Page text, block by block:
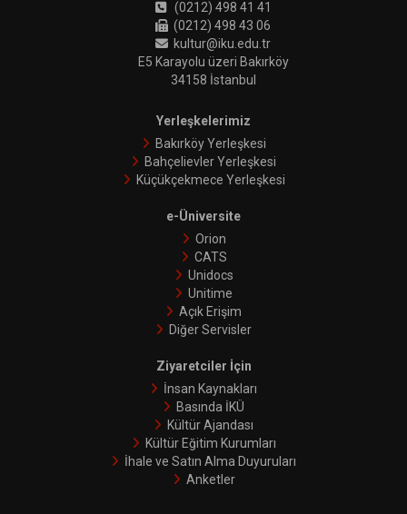
(0212) 498 41 41
(0212) 498 43 06
kultur@iku.edu.tr
E5 Karayolu üzeri Bakırköy
34158 İstanbul
Yerleşkelerimiz
Bakırköy Yerleşkesi
Bahçelievler Yerleşkesi
Küçükçekmece Yerleşkesi
e-Üniversite
Orion
CATS
Unidocs
Unitime
Açık Erişim
Diğer Servisler
Ziyaretciler İçin
İnsan Kaynakları
Basında İKÜ
Kültür Ajandası
Kültür Eğitim Kurumları
İhale ve Satın Alma Duyuruları
Anketler